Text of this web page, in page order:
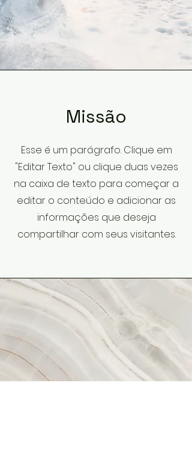
Missão
​Esse é um parágrafo. Clique em
"Editar Texto" ou clique duas vezes
na caixa de texto para começar a
editar o conteúdo e adicionar as
informações que deseja
compartilhar com seus visitantes.